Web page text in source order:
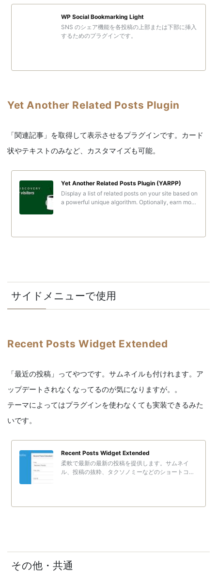
WP Social Bookmarking Light
SNS のシェア機能を各投稿の上部または下部に挿入
するためのプラグインです。
Yet Another Related Posts Plugin
「関連記事」を取得して表示させるプラグインです。カード
状やテキストのみなど、カスタマイズも可能。
Yet Another Related Posts Plugin (YARPP)
Display a list of related posts on your site based on
a powerful unique algorithm. Optionally, earn mon
サイドメニューで使用
Recent Posts Widget Extended
「最近の投稿」ってやつです。サムネイルも付けれます。ア
ップデートされなくなってるのが気になりますが。。
テーマによってはプラグインを使わなくても実装できるみた
いです。
Recent Posts Widget Extended
柔軟で最新の最新の投稿を提供します。サムネイ
ル、投稿の抜粋、タクソノミーなどのショートコー
その他・共通